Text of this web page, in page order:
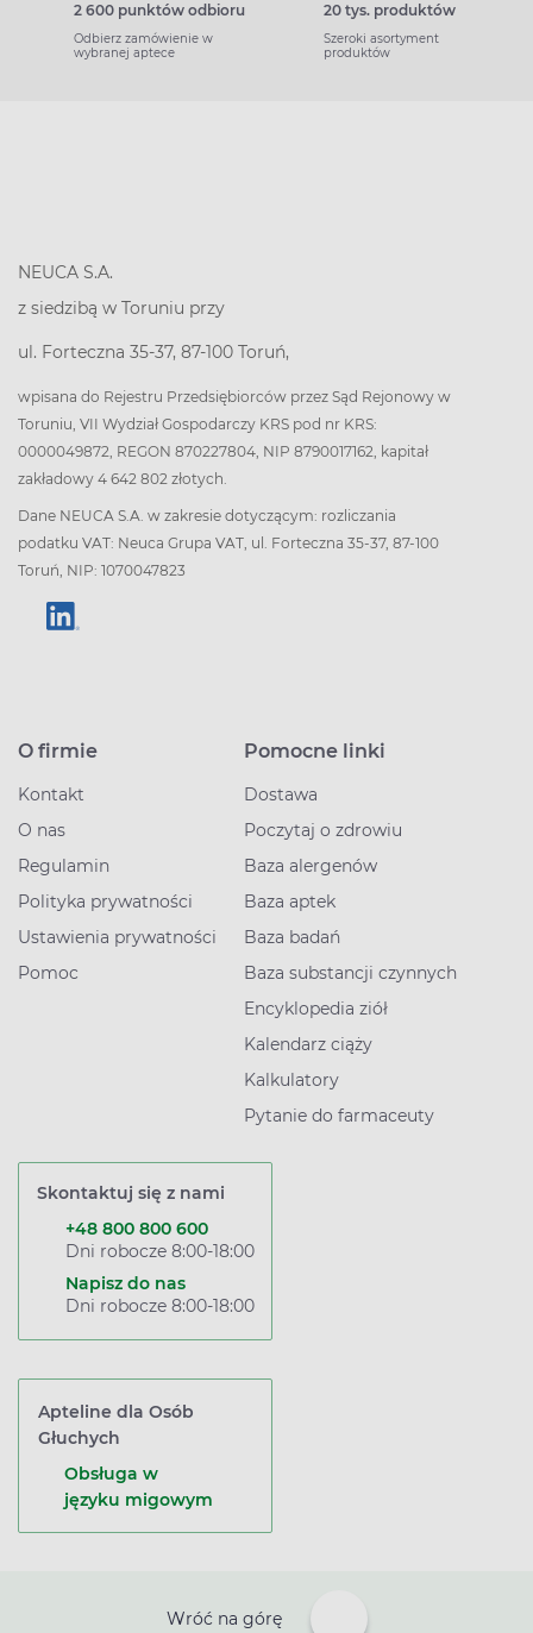
2 600 punktów odbioru
Odbierz zamówienie w
wybranej aptece
20 tys. produktów
Szeroki asortyment
produktów
NEUCA S.A.
z siedzibą w Toruniu przy
ul. Forteczna 35-37, 87-100 Toruń,
wpisana do Rejestru Przedsiębiorców przez Sąd Rejonowy w
Toruniu, VII Wydział Gospodarczy KRS pod nr KRS:
0000049872, REGON 870227804, NIP 8790017162, kapitał
zakładowy 4 642 802 złotych.
Dane NEUCA S.A. w zakresie dotyczącym: rozliczania
podatku VAT: Neuca Grupa VAT, ul. Forteczna 35-37, 87-100
Toruń, NIP: 1070047823
O firmie
Kontakt
O nas
Regulamin
Polityka prywatności
Ustawienia prywatności
Pomoc
Pomocne linki
Dostawa
Poczytaj o zdrowiu
Baza alergenów
Baza aptek
Baza badań
Baza substancji czynnych
Encyklopedia ziół
Kalendarz ciąży
Kalkulatory
Pytanie do farmaceuty
Skontaktuj się z nami
+48 800 800 600
Dni robocze 8:00-18:00
Napisz do nas
Dni robocze 8:00-18:00
Apteline dla Osób
Głuchych
Obsługa w
języku migowym
Wróć na górę